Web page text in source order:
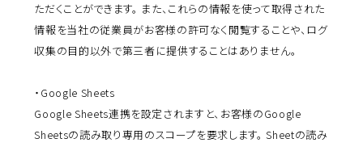
ただくことができます。 また、これらの情報を使って取得された
情報を当社の従業員がお客様の許可なく閲覧することや、ログ
収集の目的以外で第三者に提供することはありません。
・Google Sheets
Google Sheets連携を設定されますと、お客様のGoogle
Sheetsの読み取り専用のスコープを要求します。 Sheetの読み